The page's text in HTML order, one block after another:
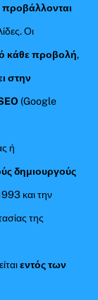
προβάλλονται
Οι
κάθε προβολή,
στην
(Google
ή
δημιουργούς
και την
της
εντός των